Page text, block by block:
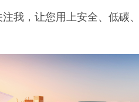
注我，让您用上安全、低碳